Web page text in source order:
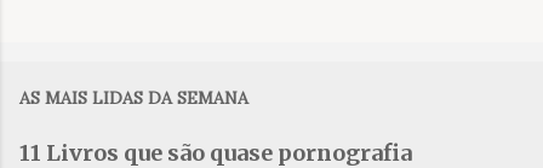
n
AS MAIS LIDAS DA SEMANA
11 Livros que são quase pornografia